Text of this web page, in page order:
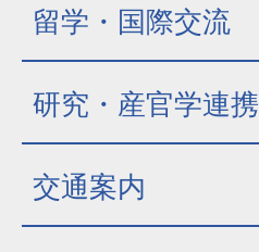
留学・国際交流
研究・産官学連携
交通案内